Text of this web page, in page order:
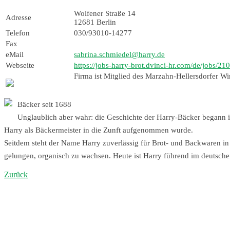
Adresse
Wolfener Straße 14
12681 Berlin
Telefon
030/93010-14277
Fax
eMail
sabrina.schmiedel@harry.de
Webseite
https://jobs-harry-brot.dvinci-hr.com/de/jobs/
Firma ist Mitglied des Marzahn-Hellersdorfer
Bäcker seit 1688
Unglaublich aber wahr: die Geschichte der Harry-Bäcker
Harry als Bäckermeister in die Zunft aufgenommen wurde.
Seitdem steht der Name Harry zuverlässig für Brot- und Backwaren
gelungen, organisch zu wachsen. Heute ist Harry führend im
Zurück